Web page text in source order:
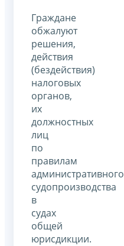
Граждане
обжалуют
решения,
действия
(бездействия)
налоговых
органов,
их
должностных
лиц
по
правилам
административного
судопроизводства
в
судах
общей
юрисдикции.